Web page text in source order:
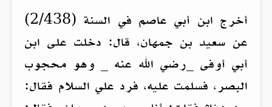
أخرج ابن أبي عاصم في السنة (2/438)
عن سعيد بن جمهان، قال: دخلت على ابن
أبي أوفى _رضي الله عنه _ وهو محجوب
البصر، فسلمت عليه، فرد علي السلام فقال: